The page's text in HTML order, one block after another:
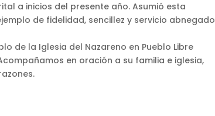
a inicios del presente año. Asumió esta
de fidelidad, sencillez y servicio abnegado
de la Iglesia del Nazareno en Pueblo Libre
en oración a su familia e iglesia,